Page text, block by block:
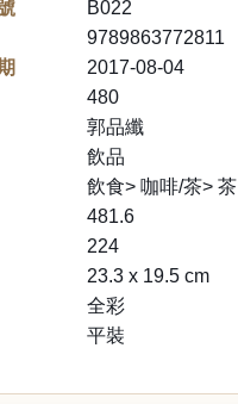
B022
9789863772811
2017-08-04
480
郭品纖
飲品
飲食> 咖啡/茶> 茶
481.6
224
23.3 x 19.5 cm
全彩
平裝